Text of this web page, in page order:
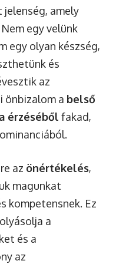
amely
egy velünk
egy olyan készség,
és
az
önbizalom a belső
érzéséből fakad,
az önértékelés,
magunkat
kompetensnek. Ez
a
és a
az